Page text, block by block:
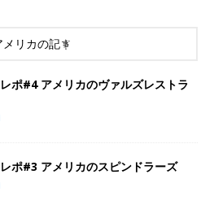
メリカの記事
ポ#4 アメリカのヴァルズレストラ
ポ#3 アメリカのスピンドラーズ